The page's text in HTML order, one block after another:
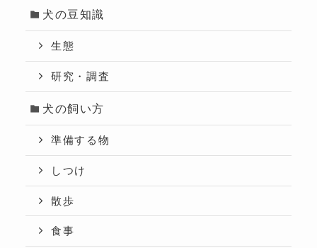
犬の豆知識
生態
研究・調査
犬の飼い方
準備する物
しつけ
散歩
食事